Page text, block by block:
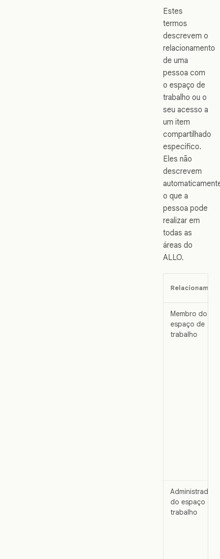
Estes
termos
descrevem o
relacionamento
de uma
pessoa com
o espaço de
trabalho ou o
seu acesso a
um item
compartilhado
específico.
Eles não
descrevem
o que a
pessoa pode
realizar em
todas as
áreas do
ALLO.
Membro do
espaço de
trabalho
Administrador
do espaço de
trabalho